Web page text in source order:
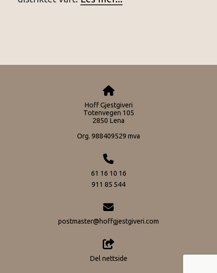
Hoff Gjestgiveri
Totenvegen 105
2850 Lena
Org. 988409529 mva
61 16 10 16
911 85 544
postmaster@hoffgjestgiveri.com
Del nettside